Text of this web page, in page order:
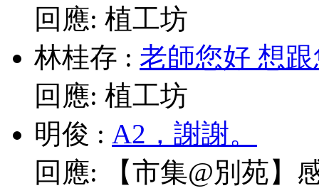
回應: 植工坊
林桂存 : 老師您好 想
回應: 植工坊
明俊 : A2，謝謝。
回應:
【市集@別苑】